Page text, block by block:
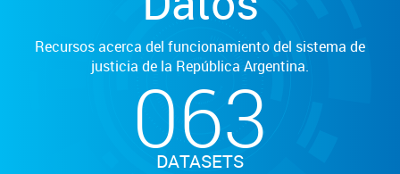
Recursos acerca del funcionamiento del sistema de
justicia de la República Argentina.
063
DATASETS